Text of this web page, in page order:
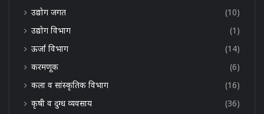
उद्योग जगत
(10)
उद्योग विभाग
(1)
ऊर्जा विभाग
(14)
करमणूक
(6)
कला व सांस्कृतिक विभाग
(16)
कृषी व दुग्ध व्यवसाय
(36)